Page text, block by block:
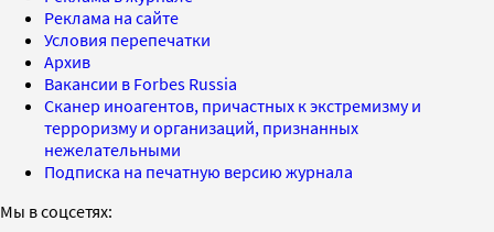
Реклама на сайте
Условия перепечатки
Архив
Вакансии в Forbes Russia
Сканер иноагентов, причастных к экстремизму и
терроризму и организаций, признанных
нежелательными
Подписка на печатную версию журнала
Мы в соцсетях: